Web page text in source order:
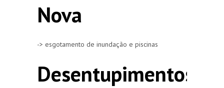
Nova
-> esgotamento de inundação e piscinas
Desentupimentos